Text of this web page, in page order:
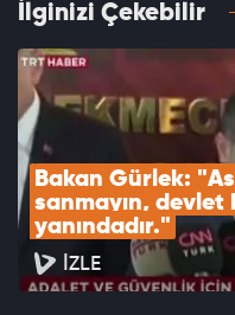
İlginizi Çekebilir
Bakan Gürlek:
sanmayın, devlet
yanındadır."
İZLE